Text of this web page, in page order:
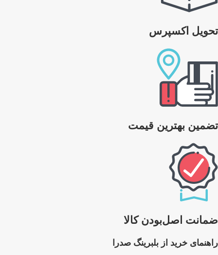
تحویل اکسپرس
تضمین بهترین قیمت
ضمانت اصل‌بودن کالا
راهنمای خرید از بلبرینگ صدرا